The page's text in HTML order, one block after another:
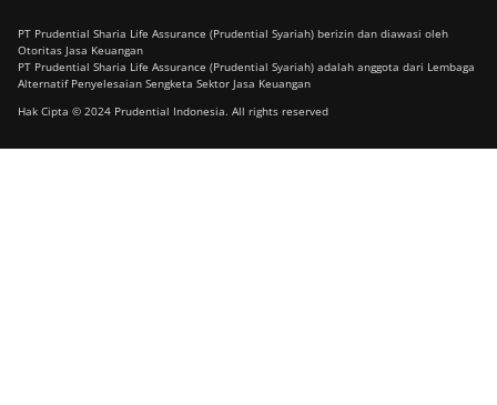
PT Prudential Sharia Life Assurance (Prudential Syariah) berizin dan diawasi oleh
Otoritas Jasa Keuangan
PT Prudential Sharia Life Assurance (Prudential Syariah) adalah anggota dari Lembaga
Alternatif Penyelesaian Sengketa Sektor Jasa Keuangan
Hak Cipta © 2024 Prudential Indonesia. All rights reserved